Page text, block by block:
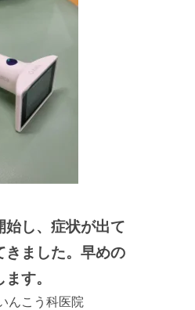
し、症状が出て
きました。早めの
す。
んこう科医院